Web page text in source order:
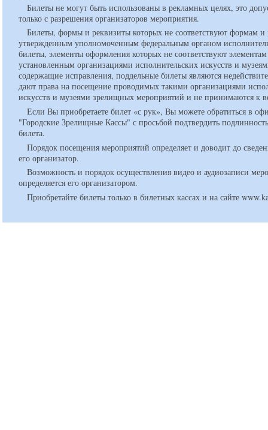
Билеты не могут быть использованы в рекламных целях, это
только с разрешения организаторов мероприятия.
Билеты, формы и реквизиты которых не соответствуют формам и
утвержденным уполномоченным федеральным органом
билеты, элементы оформления которых не соответствуют
установленным организациями исполнительских искусств и
содержащие исправления, поддельные билеты являются
дают права на посещение проводимых такими организациями
искусств и музеями зрелищных мероприятий и не принимаются к
Если Вы приобретаете билет «с рук», Вы можете обратиться в
"Городские Зрелищные Кассы" с просьбой подтвердить
билета.
Порядок посещения мероприятий определяет и доводит до
его организатор.
Возможность и порядок осуществления видео и аудиозаписи
определяется его организатором.
Приобретайте билеты только в билетных кассах и на сайте